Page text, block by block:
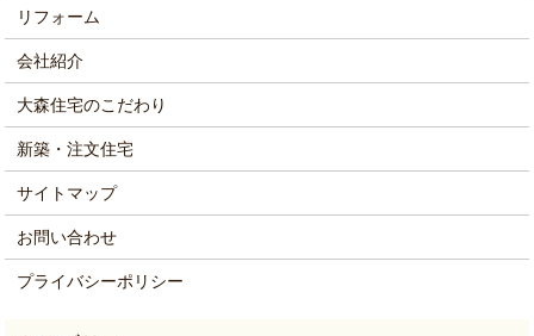
リフォーム
会社紹介
大森住宅のこだわり
新築・注文住宅
サイトマップ
お問い合わせ
プライバシーポリシー